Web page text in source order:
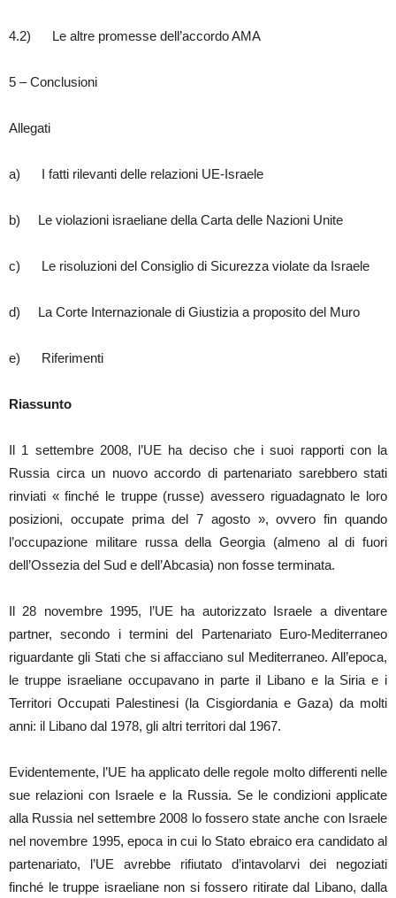
4.2) Le altre promesse dell’accordo AMA
5 – Conclusioni
Allegati
a) I fatti rilevanti delle relazioni UE-Israele
b) Le violazioni israeliane della Carta delle Nazioni Unite
c) Le risoluzioni del Consiglio di Sicurezza violate da Israele
d) La Corte Internazionale di Giustizia a proposito del Muro
e) Riferimenti
Riassunto
Il 1 settembre 2008, l’UE ha deciso che i suoi rapporti con la
Russia circa un nuovo accordo di partenariato sarebbero stati
rinviati « finché le truppe (russe) avessero riguadagnato le loro
posizioni, occupate prima del 7 agosto », ovvero fin quando
l’occupazione militare russa della Georgia (almeno al di fuori
dell’Ossezia del Sud e dell’Abcasia) non fosse terminata.
Il 28 novembre 1995, l’UE ha autorizzato Israele a diventare
partner, secondo i termini del Partenariato Euro-Mediterraneo
riguardante gli Stati che si affacciano sul Mediterraneo. All’epoca,
le truppe israeliane occupavano in parte il Libano e la Siria e i
Territori Occupati Palestinesi (la Cisgiordania e Gaza) da molti
anni: il Libano dal 1978, gli altri territori dal 1967.
Evidentemente, l’UE ha applicato delle regole molto differenti nelle
sue relazioni con Israele e la Russia. Se le condizioni applicate
alla Russia nel settembre 2008 lo fossero state anche con Israele
nel novembre 1995, epoca in cui lo Stato ebraico era candidato al
partenariato, l’UE avrebbe rifiutato d’intavolarvi dei negoziati
finché le truppe israeliane non si fossero ritirate dal Libano, dalla